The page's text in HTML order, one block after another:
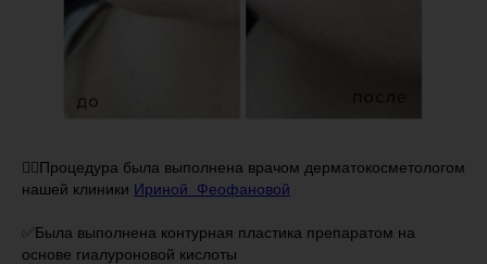
👩‍⚕️Процедура была выполнена врачом дерматокосметологом
нашей клиники Ириной Феофановой
✅Была выполнена контурная пластика препаратом на
основе гиалуроновой кислоты